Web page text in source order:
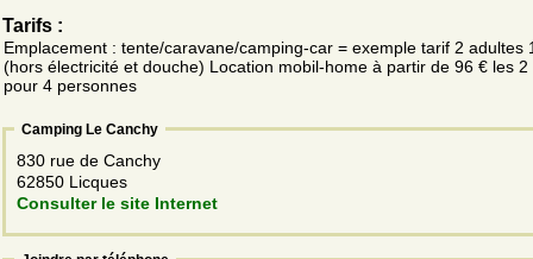
Tarifs :
Emplacement : tente/caravane/camping-car = exemple tarif 2 adultes
(hors électricité et douche) Location mobil-home à partir de 96 € les 2
pour 4 personnes
Camping Le Canchy
830 rue de Canchy
62850 Licques
Consulter le site Internet